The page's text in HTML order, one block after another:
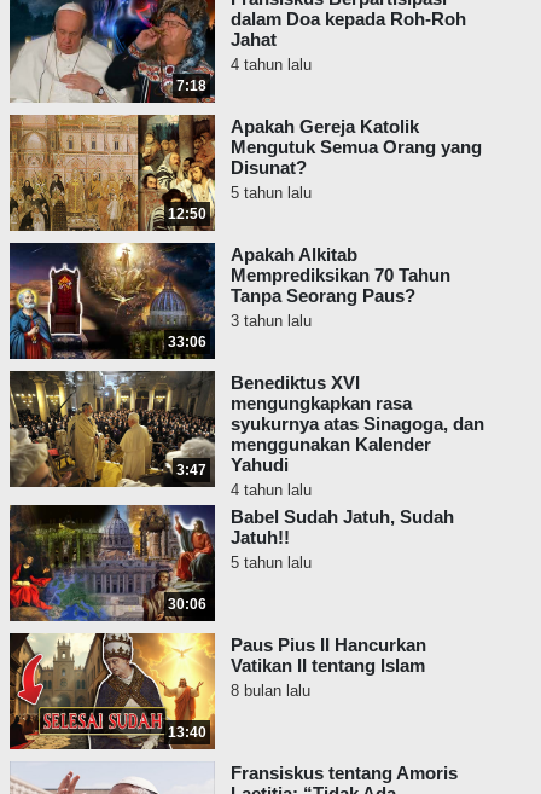
7:18
dalam Doa kepada Roh-Roh
Jahat
4 tahun lalu
12:50
Apakah Gereja Katolik
Mengutuk Semua Orang yang
Disunat?
5 tahun lalu
33:06
Apakah Alkitab
Memprediksikan 70 Tahun
Tanpa Seorang Paus?
3 tahun lalu
3:47
Benediktus XVI
mengungkapkan rasa
syukurnya atas Sinagoga, dan
menggunakan Kalender
Yahudi
4 tahun lalu
30:06
Babel Sudah Jatuh, Sudah
Jatuh!!
5 tahun lalu
13:40
Paus Pius II Hancurkan
Vatikan II tentang Islam
8 bulan lalu
Fransiskus tentang Amoris